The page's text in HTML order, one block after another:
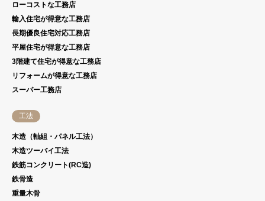
ローコストな工務店
輸入住宅が得意な工務店
長期優良住宅対応工務店
平屋住宅が得意な工務店
3階建て住宅が得意な工務店
リフォームが得意な工務店
スーパー工務店
工法
木造（軸組・パネル工法）
木造ツーバイ工法
鉄筋コンクリート(RC造)
鉄骨造
重量木骨